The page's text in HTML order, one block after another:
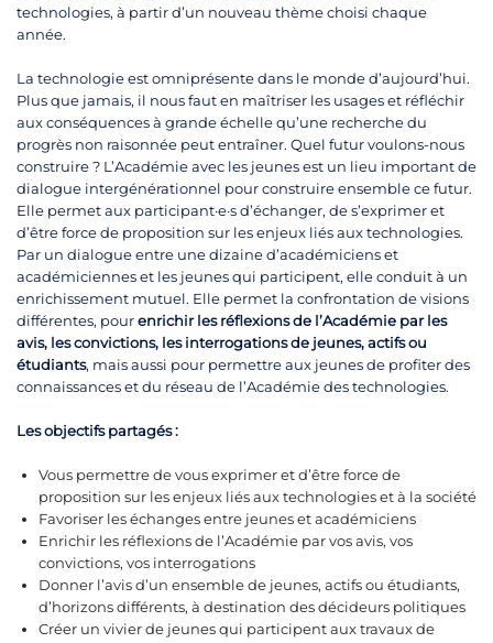
technologies, à partir d’un nouveau thème choisi chaque
année.
La technologie est omniprésente dans le monde d’aujourd’hui.
Plus que jamais, il nous faut en maîtriser les usages et réfléchir
aux conséquences à grande échelle qu’une recherche du
progrès non raisonnée peut entraîner. Quel futur voulons-nous
construire ? L’Académie avec les jeunes est un lieu important de
dialogue intergénérationnel pour construire ensemble ce futur.
Elle permet aux participant·e·s d’échanger, de s’exprimer et
d’être force de proposition sur les enjeux liés aux technologies.
Par un dialogue entre une dizaine d’académiciens et
académiciennes et les jeunes qui participent, elle conduit à un
enrichissement mutuel. Elle permet la confrontation de visions
différentes, pourenrichir les réflexions de l’Académie par les
avis, les convictions, les interrogations de jeunes, actifs ou
étudiants, mais aussi pour permettre aux jeunes de profiter des
connaissances et du réseau de l’Académie des technologies.
Les objectifs partagés :
Vous permettre de vous exprimer et d’être force de
proposition sur les enjeux liés aux technologies et à la société
Favoriser les échanges entre jeunes et académiciens
Enrichir les réflexions de l’Académie par vos avis, vos
convictions, vos interrogations
Donner l’avis d’un ensemble de jeunes, actifs ou étudiants,
d’horizons différents, à destination des décideurs politiques
Créer un vivier de jeunes qui participent aux travaux de